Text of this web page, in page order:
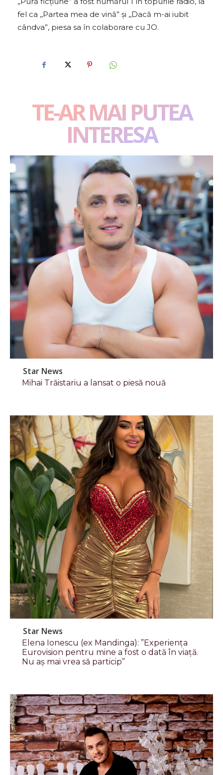
fel ca ,,Partea mea de vină” și ,,Dacă m-ai iubit
cândva”, piesa sa în colaborare cu JO.
TE-AR MAI PUTEA
INTERESA
Star News
Mihai Trăistariu a lansat o piesă nouă
Star News
Elena Ionescu (ex Mandinga): ”Experiența
Eurovision pentru mine a fost o dată în viață.
Nu aș mai vrea să particip”